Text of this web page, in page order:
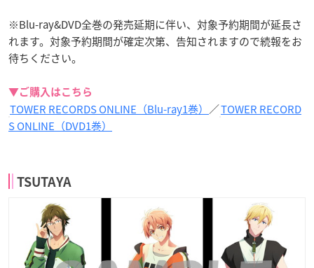
※Blu-ray&DVD全巻の発売延期に伴い、対象予約期間が延長さ
れます。対象予約期間が確定次第、告知されますので続報をお
待ちください。
▼ご購入はこちら
TOWER RECORDS ONLINE（Blu-ray1巻） ／TOWER RECORD
S ONLINE（DVD1巻）
TSUTAYA